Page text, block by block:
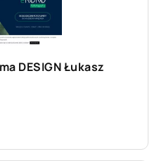
DESIGN Łukasz